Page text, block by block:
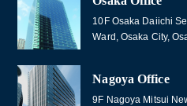
10F Osaka Daiichi
Ward, Osaka City,
Nagoya Office
9F Nagoya Mitsui